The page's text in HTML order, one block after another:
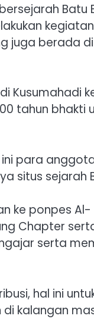
juga berada
tahun bhakti
para
situs sejarah
ke ponpes
Chapter
serta
hal ini
kalangan